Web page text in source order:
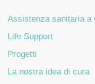
Assistenza sanitaria a
Life Support
Progetti
La nostra idea di cura